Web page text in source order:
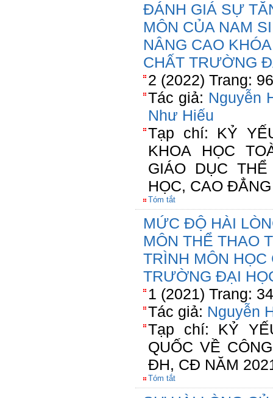
ĐÁNH GIÁ SỰ
MÔN CỦA NAM
NÂNG CAO
CHẤT TRƯỜNG
2 (2022) Trang:
Tác giả: Nguyễn
Như Hiếu
Tạp chí: KỶ
KHOA HỌC
GIÁO DỤC
HỌC, CAO
Tóm tắt
MỨC ĐỘ HÀI
MÔN THỂ THAO
TRÌNH MÔN
TRƯỜNG ĐẠI
1 (2021) Trang:
Tác giả: Nguyễn
Tạp chí: KỶ
QUỐC VỀ
ĐH, CĐ NĂM
Tóm tắt